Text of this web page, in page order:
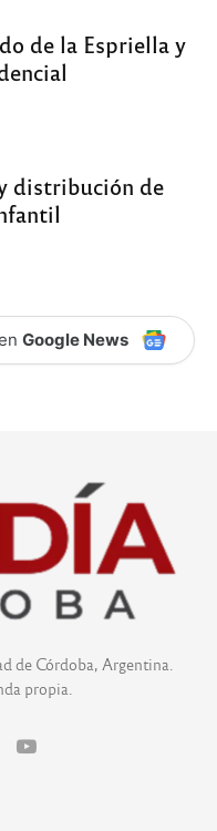
de la Espriella y
distribución de
Google News
de Córdoba, Argentina.
propia.